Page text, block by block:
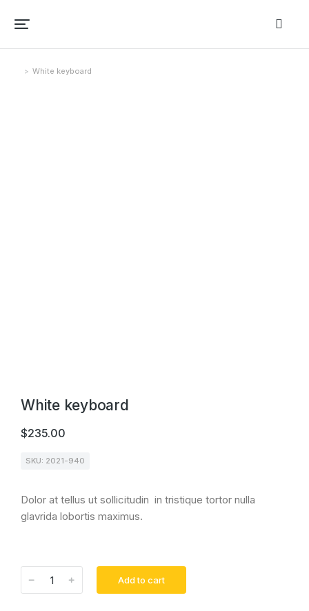
Você está aqui:
White keyboard
White keyboard
$235.00
SKU: 2021-940
Dolor at tellus ut sollicitudin in tristique tortor nulla
glavrida lobortis maximus.
Add to cart